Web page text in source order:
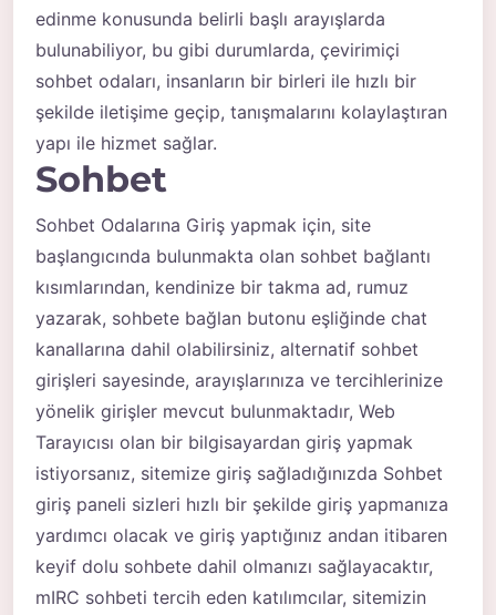
edinme konusunda belirli başlı arayışlarda
bulunabiliyor, bu gibi durumlarda, çevirimiçi
sohbet odaları, insanların bir birleri ile hızlı bir
şekilde iletişime geçip, tanışmalarını kolaylaştıran
yapı ile hizmet sağlar.
Sohbet
Sohbet Odalarına Giriş yapmak için, site
başlangıcında bulunmakta olan sohbet bağlantı
kısımlarından, kendinize bir takma ad, rumuz
yazarak, sohbete bağlan butonu eşliğinde chat
kanallarına dahil olabilirsiniz, alternatif sohbet
girişleri sayesinde, arayışlarınıza ve tercihlerinize
yönelik girişler mevcut bulunmaktadır, Web
Tarayıcısı olan bir bilgisayardan giriş yapmak
istiyorsanız, sitemize giriş sağladığınızda Sohbet
giriş paneli sizleri hızlı bir şekilde giriş yapmanıza
yardımcı olacak ve giriş yaptığınız andan itibaren
keyif dolu sohbete dahil olmanızı sağlayacaktır,
mIRC sohbeti tercih eden katılımcılar, sitemizin